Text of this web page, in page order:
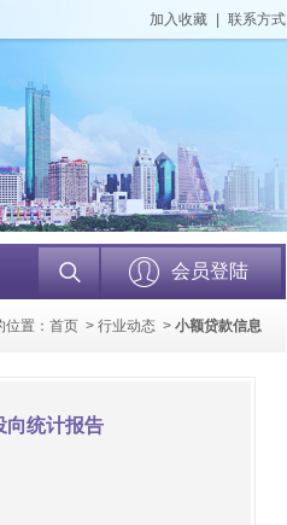
加入收藏 联系方式
会员登陆
位置： 首页 > 行业动态 > 小额贷款信息
向统计报告